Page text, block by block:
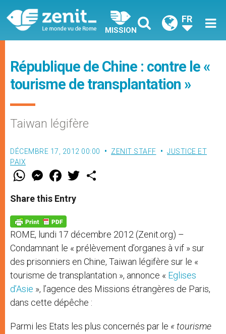
MISSION
FR
République de Chine : contre le «
tourisme de transplantation »
Taiwan légifère
DÉCEMBRE 17, 2012 00:00 ZENIT STAFF
JUSTICE ET
PAIX
W
t
s
p
p
M
e
s
e
g
e
r
F
a
e
b
o
k
w
Share this Entry
ROME, lundi 17 décembre 2012 (Zenit.org) –
Condamnant le « prélèvement d’organes à vif » sur
des prisonniers en Chine, Taiwan légifère sur le «
tourisme de transplantation », annonce « Eglises
d’Asie », l’agence des Missions étrangères de Paris,
dans cette dépêche :
Parmi les Etats les plus concernés par le « tourisme